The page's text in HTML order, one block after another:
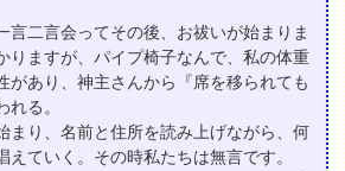
言二言会ってその後、お祓いが始まりま
りますが、パイプ椅子なんで、私の体重
があり、神主さんから『席を移られても
れる。
まり、名前と住所を読み上げながら、何
えていく。その時私たちは無言です。